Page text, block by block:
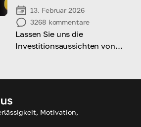
13. Februar 2026
3268 kommentare
Lassen Sie uns die
Investitionsaussichten von
Investition in diese Krypto hat
Motivation,